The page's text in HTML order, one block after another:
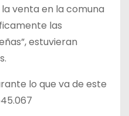
venta en la comuna
las
estuvieran
lo que va de este